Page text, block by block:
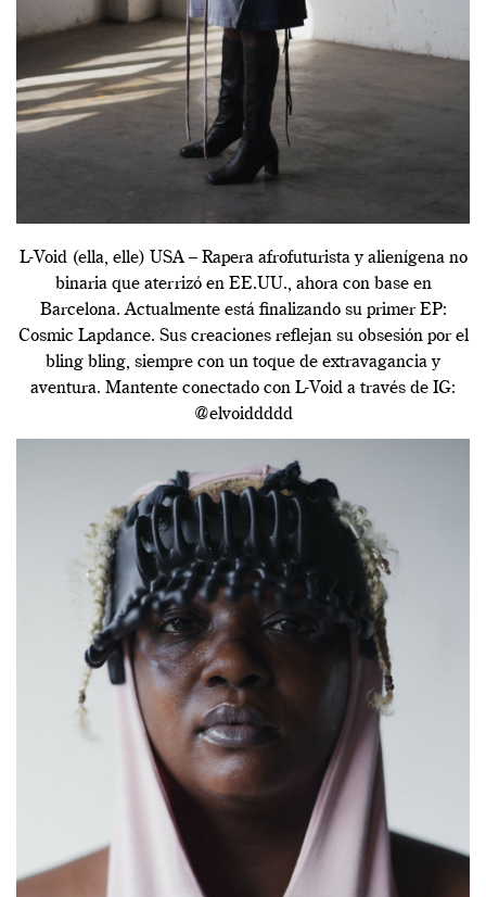
L-Void (ella, elle) USA – Rapera afrofuturista y alienígena no
binaria que aterrizó en EE.UU., ahora con base en
Barcelona. Actualmente está finalizando su primer EP:
Cosmic Lapdance. Sus creaciones reflejan su obsesión por el
bling bling, siempre con un toque de extravagancia y
aventura. Mantente conectado con L-Void a través de IG:
@elvoiddddd